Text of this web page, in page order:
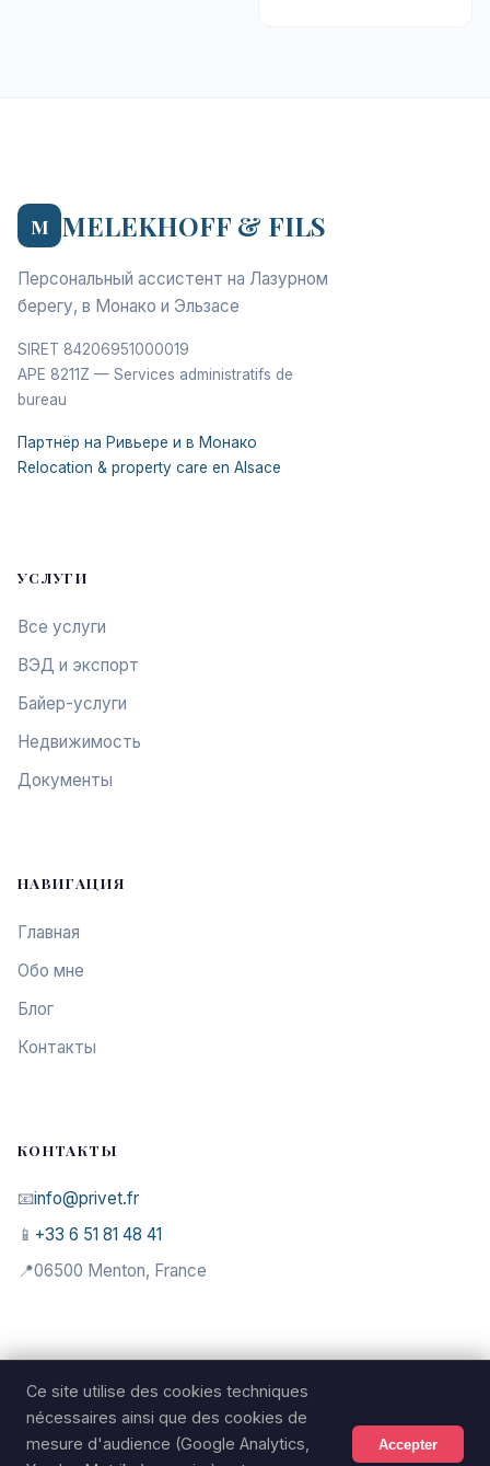
M MELEKHOFF & FILS
Персональный ассистент на Лазурном
берегу, в Монако и Эльзасе
SIRET 84206951000019
APE 8211Z — Services administratifs de
bureau
Партнёр на Ривьере и в Монако
Relocation & property care en Alsace
УСЛУГИ
Все услуги
ВЭД и экспорт
Байер-услуги
Недвижимость
Документы
НАВИГАЦИЯ
Главная
Обо мне
Блог
Контакты
КОНТАКТЫ
📧info@privet.fr
📱 +33 6 51 81 48 41
📍06500 Menton, France
© 2026 MELEKHOFF & FILS. Tous droits réservés.
УслугиОбо
БлогКонтактыПравовая
Politique de
Ce site utilise des cookies techniques
nécessaires ainsi que des cookies de
mesure d'audience (Google Analytics,
Accepter